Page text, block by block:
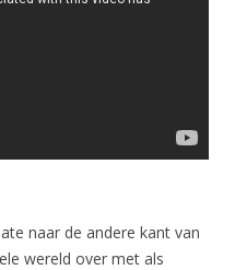
naar de andere kant van
wereld over met als